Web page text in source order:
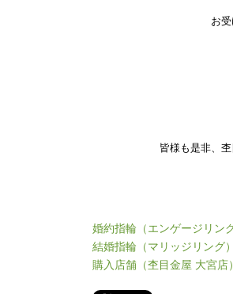
お
皆様も是非、
婚約指輪（エンゲージリン
結婚指輪（マリッジリング
購入店舗（杢目金屋 大宮店